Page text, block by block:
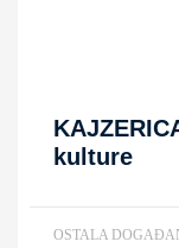
kulture
OSTALA